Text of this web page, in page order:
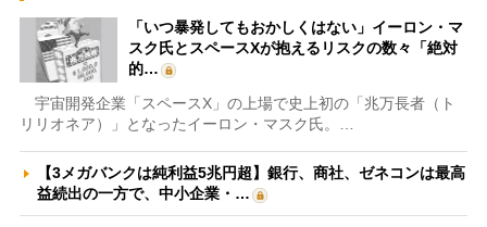
「いつ暴発してもおかしくはない」イーロン・マ
スク氏とスペースXが抱えるリスクの数々「絶対
的…
宇宙開発企業「スペースX」の上場で史上初の「兆万長者（ト
リリオネア）」となったイーロン・マスク氏。…
【3メガバンクは純利益5兆円超】銀行、商社、ゼネコンは最高
益続出の一方で、中小企業・…